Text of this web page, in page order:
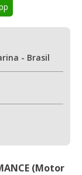
- Brasil
(Motor